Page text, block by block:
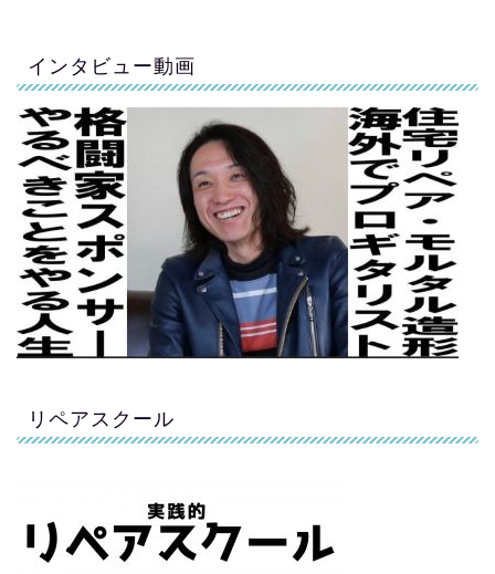
インタビュー動画
リペアスクール